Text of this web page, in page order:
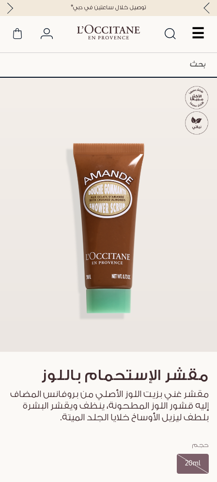
☰
*توصيل خلال ساعتين في دبي
مقشر الإستحمام باللوز
مقشر غني بزيت اللوز الأصلي من بروفانس المضاف
إليه قشور اللوز المطحونة، ينظف ويقشر البشرة
بلطف ليزيل الأوساخ خلايا الجلد الميتة.
حجم
20ml